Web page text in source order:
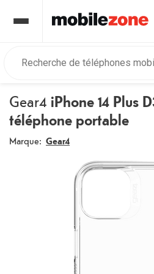
Gear4 iPhone 14 Plus
téléphone portable
Marque: Gear4